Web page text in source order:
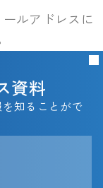
ルアドレスに
資料
知ることがで